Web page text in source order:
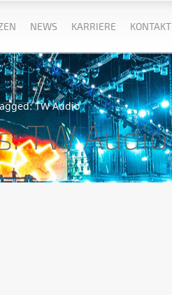
NEWS KARRIERE KONTAKT
TW Audio
TW Audio